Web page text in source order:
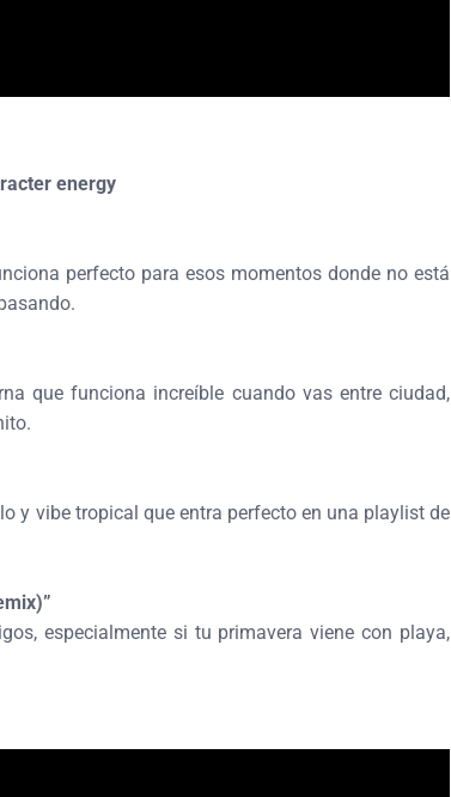
energy
perfecto para esos momentos donde no está
que funciona increíble cuando vas entre ciudad,
y vibe tropical que entra perfecto en una playlist de
especialmente si tu primavera viene con playa,